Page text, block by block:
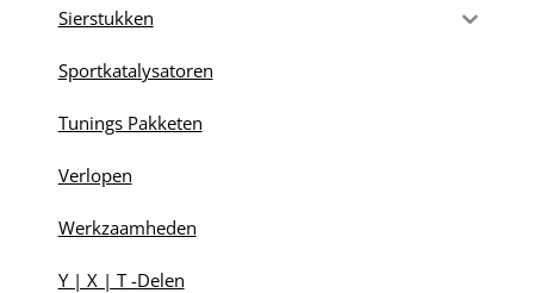
Sierstukken
Sportkatalysatoren
Tunings Pakketen
Verlopen
Werkzaamheden
Y | X | T -Delen